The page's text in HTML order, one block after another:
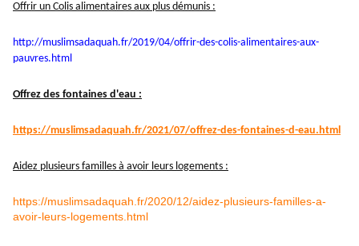
Offrir un Colis alimentaires aux plus démunis :
http://muslimsadaquah.fr/2019/04/offrir-des-colis-alimentaires-aux-
pauvres.html
Offrez des fontaines d'eau :
https://muslimsadaquah.fr/2021/07/offrez-des-fontaines-d-eau.html
Aidez plusieurs familles à avoir leurs logements :
https://muslimsadaquah.fr/2020/12/aidez-plusieurs-familles-a-
avoir-leurs-logements.html